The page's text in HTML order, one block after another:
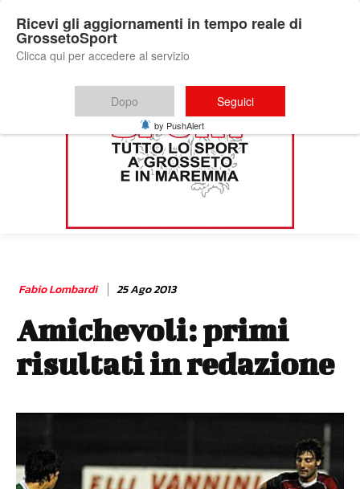
Fabio Lombardi 25 Ago 2013
Amichevoli: primi
risultati in redazione
Ricevi gli aggiornamenti in tempo reale di
GrossetoSport
Clicca qui per accedere al servizio
Dopo Seguici
by PushAlert